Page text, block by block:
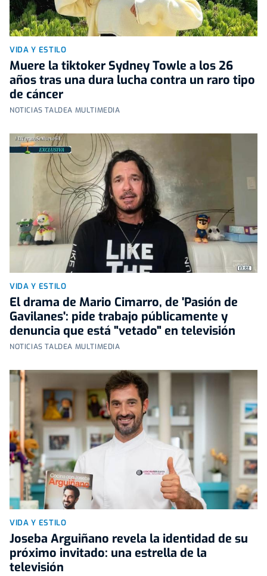
VIDA Y ESTILO
Muere la tiktoker Sydney Towle a los 26
años tras una dura lucha contra un raro tipo
de cáncer
NOTICIAS TALDEA MULTIMEDIA
VIDA Y ESTILO
El drama de Mario Cimarro, de 'Pasión de
Gavilanes': pide trabajo públicamente y
denuncia que está "vetado" en televisión
NOTICIAS TALDEA MULTIMEDIA
VIDA Y ESTILO
Joseba Arguiñano revela la identidad de su
próximo invitado: una estrella de la
televisión